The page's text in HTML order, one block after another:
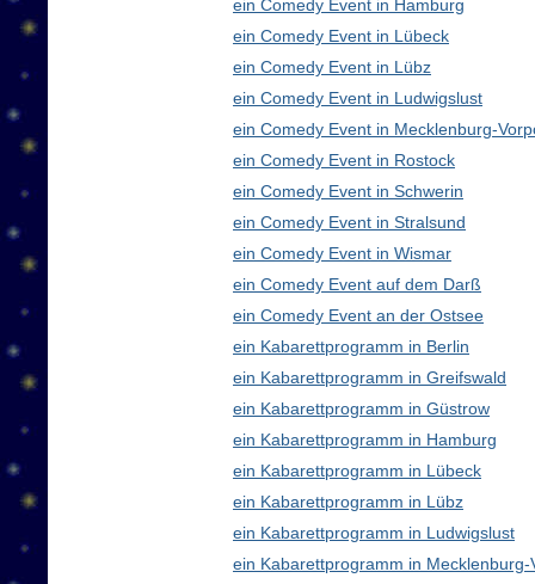
ein Comedy Event in Hamburg
ein Comedy Event in Lübeck
ein Comedy Event in Lübz
ein Comedy Event in Ludwigslust
ein Comedy Event in Mecklenburg-
ein Comedy Event in Rostock
ein Comedy Event in Schwerin
ein Comedy Event in Stralsund
ein Comedy Event in Wismar
ein Comedy Event auf dem Darß
ein Comedy Event an der Ostsee
ein Kabarettprogramm in Berlin
ein Kabarettprogramm in Greifswald
ein Kabarettprogramm in Güstrow
ein Kabarettprogramm in Hamburg
ein Kabarettprogramm in Lübeck
ein Kabarettprogramm in Lübz
ein Kabarettprogramm in Ludwigslust
ein Kabarettprogramm in